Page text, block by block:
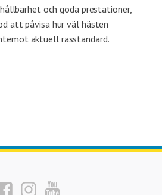
och goda prestationer,
att påvisa hur väl hästen
aktuell rasstandard.